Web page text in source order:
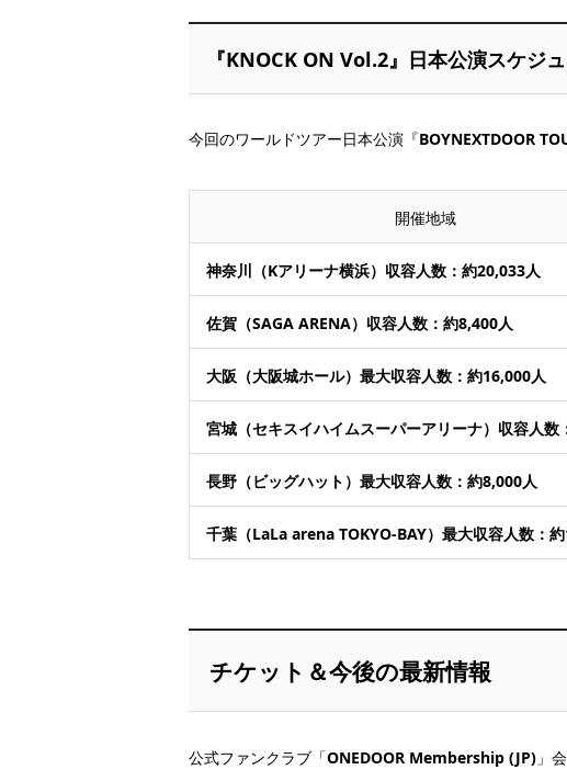
『KNOCK ON Vol.2』日本公演スケジ
今回のワールドツアー日本公演『BOYNEXTDOOR
開催地域
神奈川（Kアリーナ横浜）収容人数：約20,033人
佐賀（SAGA ARENA）収容人数：約8,400人
大阪（大阪城ホール）最大収容人数：約16,000人
宮城（セキスイハイムスーパーアリーナ）収容人数
長野（ビッグハット）最大収容人数：約8,000人
千葉（LaLa arena TOKYO-BAY）最大収容人数：
チケット＆今後の最新情報
公式ファンクラブ「ONEDOOR Membership (JP) 」